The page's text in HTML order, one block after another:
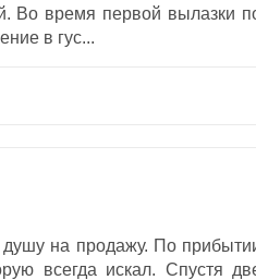
Во время первой вылазки
в гус...
душу на продажу. По
всегда искал. Спустя